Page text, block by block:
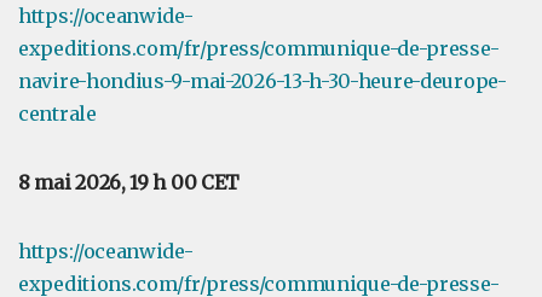
https://oceanwide-
expeditions.com/fr/press/communique-de-presse-
navire-hondius-9-mai-2026-13-h-30-heure-deurope-
centrale
8 mai 2026, 19 h 00 CET
https://oceanwide-
expeditions.com/fr/press/communique-de-presse-